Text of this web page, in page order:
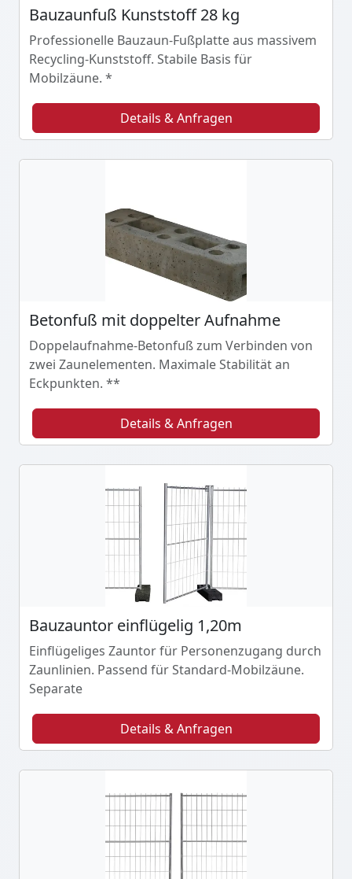
Bauzaunfuß Kunststoff 28 kg
Professionelle Bauzaun-Fußplatte aus massivem
Recycling-Kunststoff. Stabile Basis für
Mobilzäune. *
Details & Anfragen
Betonfuß mit doppelter Aufnahme
Doppelaufnahme-Betonfuß zum Verbinden von
zwei Zaunelementen. Maximale Stabilität an
Eckpunkten. **
Details & Anfragen
Bauzauntor einflügelig 1,20m
Einflügeliges Zauntor für Personenzugang durch
Zaunlinien. Passend für Standard-Mobilzäune.
Separate
Details & Anfragen